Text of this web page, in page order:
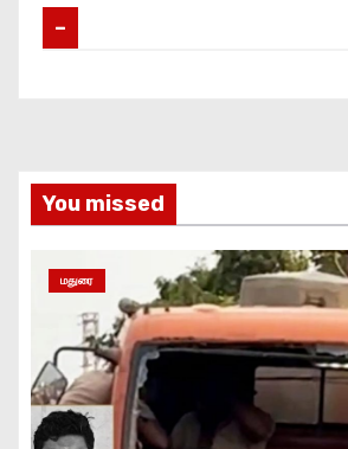
–
You missed
மதுரை